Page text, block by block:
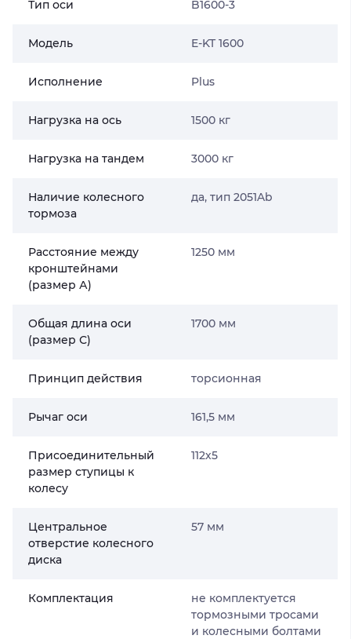
Тип оси B1600-3
Модель E-KT 1600
Исполнение Plus
Нагрузка на ось 1500 кг
Нагрузка на тандем 3000 кг
Наличие колесного
тормоза
да, тип 2051Ab
Расстояние между
кронштейнами
(размер А)
1250 мм
Общая длина оси
(размер С)
1700 мм
Принцип действия торсионная
Рычаг оси 161,5 мм
Присоединительный
размер ступицы к
колесу
112х5
Центральное
отверстие колесного
диска
57 мм
Комплектация
не комплектуется
тормозными тросами
и колесными болтами